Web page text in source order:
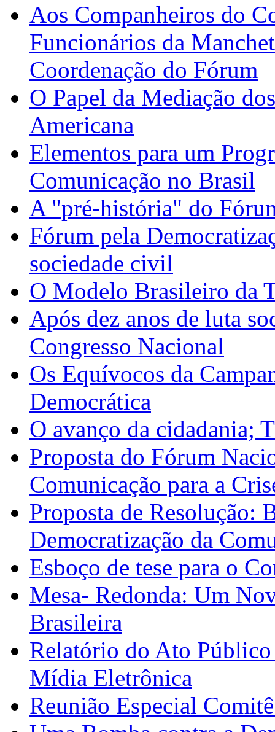
Aos Companheiros do
Funcionários da
Coordenação do Fórum
O Papel da Mediação
Americana
Elementos para um
Comunicação no Brasil
A "pré-história" do
Fórum pela
sociedade civil
O Modelo Brasileiro da
Após dez anos de luta
Congresso Nacional
Os Equívocos da
Democrática
O avanço da cidadania;
Proposta do Fórum
Comunicação para a
Proposta de Resolução:
Democratização da
Esboço de tese para o
Mesa- Redonda: Um
Brasileira
Relatório do Ato
Mídia Eletrônica
Reunião Especial